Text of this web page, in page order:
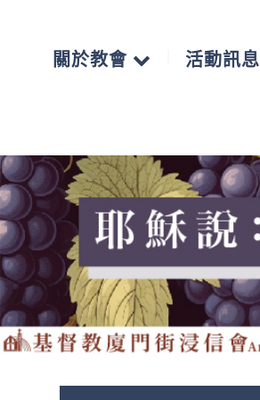
關於教會 活動訊息